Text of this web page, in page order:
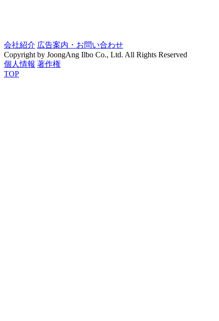
会社紹介 広告案内・お問い合わせ
Copyright by JoongAng Ilbo Co., Ltd. All Rights Reserved
個人情報 著作権
TOP